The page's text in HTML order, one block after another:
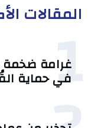
المقالات
1
غرامة ضخمة
في حماية